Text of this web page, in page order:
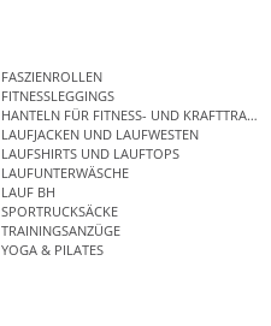
FASZIENROLLEN
FITNESSLEGGINGS
HANTELN FÜR FITNESS- UND
LAUFJACKEN UND LAUFWESTEN
LAUFSHIRTS UND LAUFTOPS
LAUFUNTERWÄSCHE
LAUF BH
SPORTRUCKSÄCKE
TRAININGSANZÜGE
YOGA & PILATES